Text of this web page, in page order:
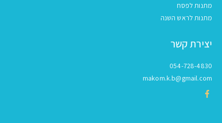
מתנות לפסח
מתנות לראש השנה
יצירת קשר
054-728-4830
makom.k.b@gmail.com